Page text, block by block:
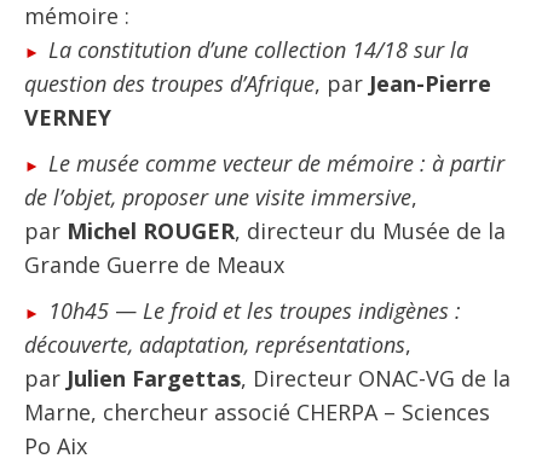
mémoire :
La constitution d’une collection 14/18 sur la
question des troupes d’Afrique, par Jean-Pierre
VERNEY
Le musée comme vecteur de mémoire : à partir
de l’objet, proposer une visite immersive,
par Michel ROUGER, directeur du Musée de la
Grande Guerre de Meaux
10h45 — Le froid et les troupes indigènes :
découverte, adaptation, représentations,
par Julien Fargettas, Directeur ONAC-VG de la
Marne, chercheur associé CHERPA – Sciences
Po Aix